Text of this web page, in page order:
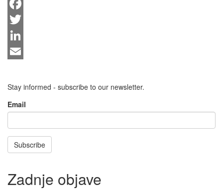
Facebook
Twitter
LinkedIn
Stay informed - subscribe to our newsletter.
Email
Subscribe
Zadnje objave